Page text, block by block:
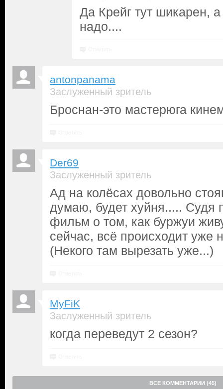
Да Крейг тут шикарен, а
надо....
antonpanama
Заслуженный зритель
Броснан-это мастерюга
Der69
Заслуженный зритель
Ад на колёсах довольно
думаю, будет хуйня..... Судя
фильм о том, как буржуи
сейчас, всё происходит уже
(Некого там вырезать уже...)
MyFiK
Заслуженный зритель
когда переведут 2 сезон?
ВСЕ КОММЕНТАРИИ (45)